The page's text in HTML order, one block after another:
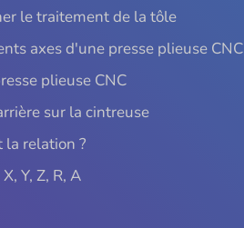
le traitement de la tôle
axes d'une presse plieuse CNC
plieuse CNC
sur la cintreuse
la relation ?
Y, Z, R, A